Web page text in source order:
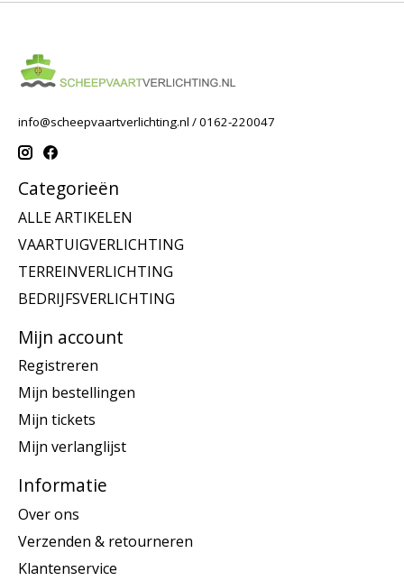
info@scheepvaartverlichting.nl / 0162-220047
Categorieën
ALLE ARTIKELEN
VAARTUIGVERLICHTING
TERREINVERLICHTING
BEDRIJFSVERLICHTING
Mijn account
Registreren
Mijn bestellingen
Mijn tickets
Mijn verlanglijst
Informatie
Over ons
Verzenden & retourneren
Klantenservice